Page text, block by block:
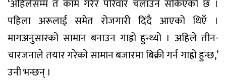
‘अहिलेसम्म त काम गरेर परिवार चलाउन सकिएको छ ।
पहिला अरूलाई समेत रोजगारी दिंदै आएको थिएँ ।
मागअनुसारको सामान बनाउन गाह्रो हुन्थ्यो । अहिले तीन-
चारजनाले तयार गरेको सामान बजारमा बिक्री गर्न गाह्रो हुन्छ,’
उनी भन्छन् ।